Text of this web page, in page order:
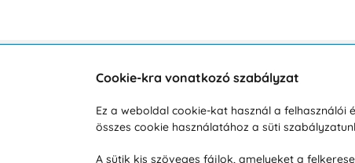
Hétköznap 8:00-tól 16:00-ig
info@vohy.hu
Cookie-kra vonatkozó szabályzat
Ez a weboldal cookie-kat használ a
összes cookie használatához a süti
A sütik kis szöveges fájlok, amelyeket a